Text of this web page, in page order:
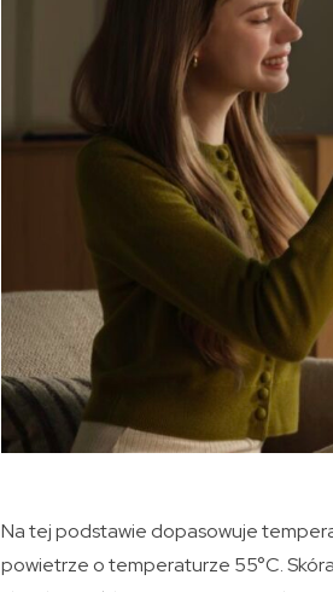
Na tej podstawie dopasowuje
powietrze o temperaturze 55°C.